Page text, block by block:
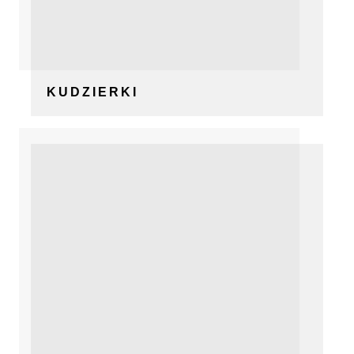
KUDZIERKI